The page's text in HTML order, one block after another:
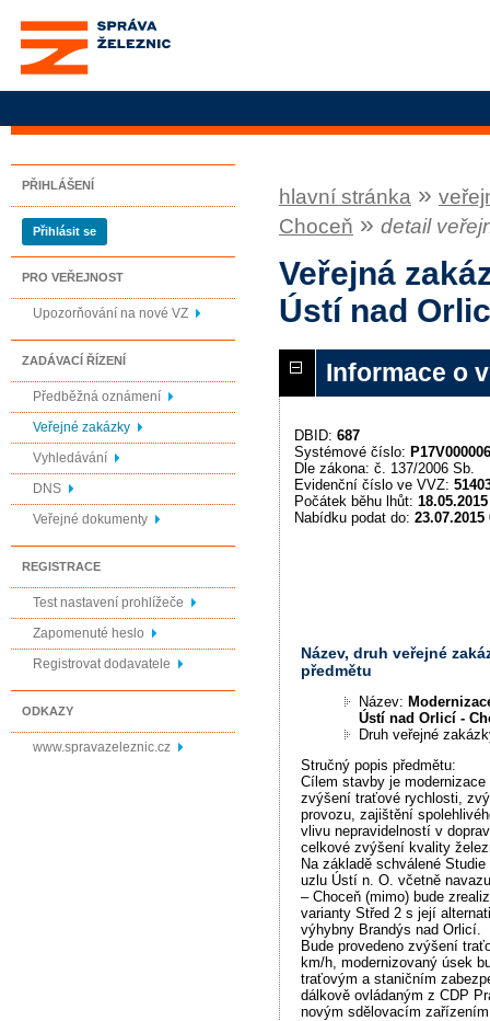
Správa železnic, státní
organizace
PŘIHLÁŠENÍ
Přihlásit se
PRO VEŘEJNOST
Upozorňování na nové VZ
ZADÁVACÍ ŘÍZENÍ
Předběžná oznámení
Veřejné zakázky
Vyhledávání
DNS
Veřejné dokumenty
REGISTRACE
Test nastavení prohlížeče
Zapomenuté heslo
Registrovat dodavatele
ODKAZY
www.spravazeleznic.cz
hlavní stránka »
Choceň » detail
Veřejná
Ústí nad
Informace o
DBID: 687
Systémové číslo:
Dle zákona: č. 137/2006 Sb.
Evidenční číslo ve VVZ:
Počátek běhu lhůt: 18.05.2015
Nabídku podat do: 23.07.2015
Název, druh veřejné
předmětu
Název:
Ústí nad Orlicí -
Druh veřejné
Stručný popis předmětu:
Cílem stavby je
zvýšení traťové rychlosti,
provozu, zajištění
vlivu nepravidelností v
celkové zvýšení kvality
Na základě schválené
uzlu Ústí n. O. včetně
– Choceň (mimo) bude
varianty Střed 2 s její
výhybny Brandýs nad Orlicí.
Bude provedeno zvýšení
km/h, modernizovaný úsek
traťovým a staničním
dálkově ovládaným z CDP
novým sdělovacím